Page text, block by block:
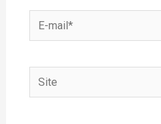
mail*
Site